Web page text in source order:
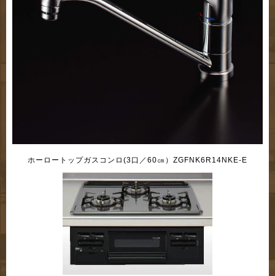
ホーロートップガスコンロ(3口／60㎝）ZGFNK6R14NKE-E